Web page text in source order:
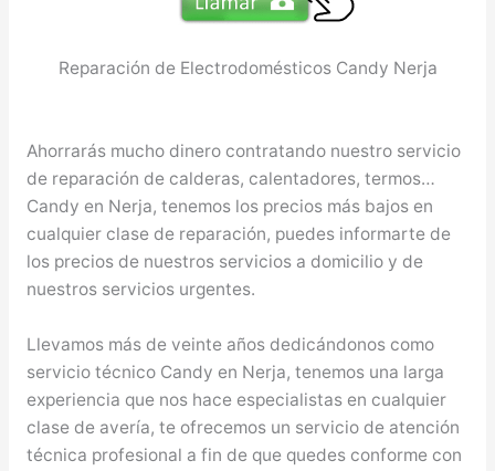
Reparación de Electrodomésticos Candy Nerja
Ahorrarás mucho dinero contratando nuestro servicio
de reparación de calderas, calentadores, termos…
Candy en Nerja, tenemos los precios más bajos en
cualquier clase de reparación, puedes informarte de
los precios de nuestros servicios a domicilio y de
nuestros servicios urgentes.
Llevamos más de veinte años dedicándonos como
servicio técnico Candy en Nerja, tenemos una larga
experiencia que nos hace especialistas en cualquier
clase de avería, te ofrecemos un servicio de atención
técnica profesional a fin de que quedes conforme con